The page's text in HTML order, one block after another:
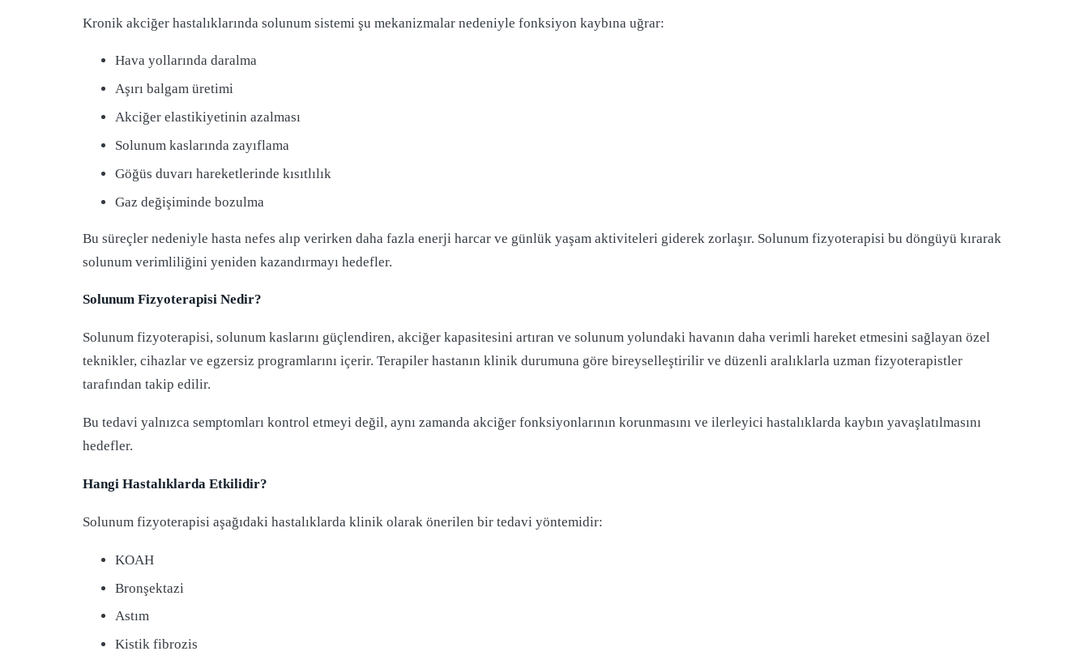
Kronik akciğer hastalıklarında solunum sistemi şu mekanizmalar nedeniyle fonksiyon kaybına uğrar:
Hava yollarında daralma
Aşırı balgam üretimi
Akciğer elastikiyetinin azalması
Solunum kaslarında zayıflama
Göğüs duvarı hareketlerinde kısıtlılık
Gaz değişiminde bozulma
Bu süreçler nedeniyle hasta nefes alıp verirken daha fazla enerji harcar ve günlük yaşam aktiviteleri giderek zorlaşır. Solunum fizyoterapisi bu döngüyü kırarak
solunum verimliliğini yeniden kazandırmayı hedefler.
Solunum Fizyoterapisi Nedir?
Solunum fizyoterapisi, solunum kaslarını güçlendiren, akciğer kapasitesini artıran ve solunum yolundaki havanın daha verimli hareket etmesini sağlayan özel
teknikler, cihazlar ve egzersiz programlarını içerir. Terapiler hastanın klinik durumuna göre bireyselleştirilir ve düzenli aralıklarla uzman fizyoterapistler
tarafından takip edilir.
Bu tedavi yalnızca semptomları kontrol etmeyi değil, aynı zamanda akciğer fonksiyonlarının korunmasını ve ilerleyici hastalıklarda kaybın yavaşlatılmasını
hedefler.
Hangi Hastalıklarda Etkilidir?
Solunum fizyoterapisi aşağıdaki hastalıklarda klinik olarak önerilen bir tedavi yöntemidir:
KOAH
Bronşektazi
Astım
Kistik fibrozis